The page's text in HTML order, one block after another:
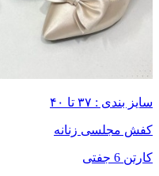
سایز بندی : ۳۷ تا ۴۰
کفش مجلسی زنانه
کارتن 6 جفتی